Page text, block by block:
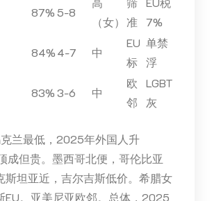
87%5-8
（女）
准 7%
84%4-7 中
EU
标
单禁
浮
83%3-6 中
欧
邻
LGBT
灰
兰最低，2025年外国人升
成但贵。墨西哥北便，哥伦比亚
斯坦亚近，吉尔吉斯低价。希腊女
EU。亚美尼亚欧邻。总体，2025